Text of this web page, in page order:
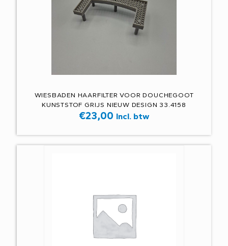
WIESBADEN HAARFILTER VOOR DOUCHEGOOT
KUNSTSTOF GRIJS NIEUW DESIGN 33.4158
€23,00 Incl. btw